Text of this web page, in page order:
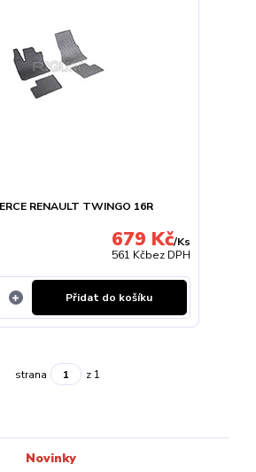
RENAULT TWINGO 16R
679 Kč/Ks
561 Kčbez DPH
Přidat do košíku
strana z 1
Novinky